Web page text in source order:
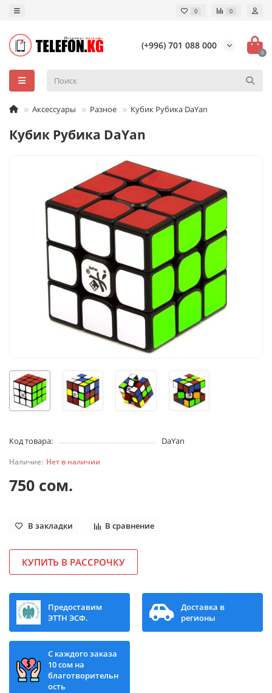
0 0
(+996) 701 088 000
0
Аксессуары Разное Кубик Рубика DaYan
Кубик Рубика DaYan
Код товара: DaYan
Нет в наличии
750 сом.
В закладки В сравнение
КУПИТЬ В РАССРОЧКУ
Предоставим
ЭТТН ЭСФ.
Доставка в
регионы
С каждого заказа
10 сом на
благотворительн
ость